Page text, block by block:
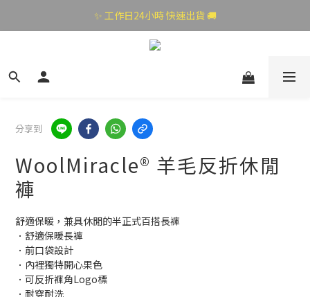
✨ 工作日24小時 快速出貨 🚚
分享到
WoolMiracle® 羊毛反折休閒
褲
舒適保暖，兼具休閒的半正式百搭長褲
．舒適保暖長褲
．前口袋設計
．內裡獨特開心果色
．可反折褲角Logo標
．耐穿耐洗